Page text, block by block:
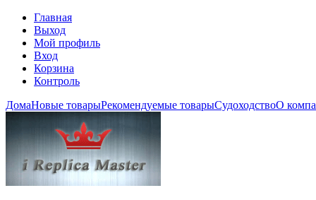
Главная
Выход
Мой профиль
Вход
Корзина
Контроль
ДомаНовые товарыРекомендуемые товарыСудоходствоО